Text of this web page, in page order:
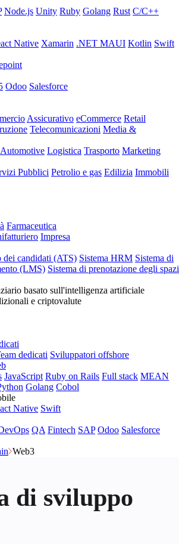
Node.js Unity Ruby Golang Rust C/C++
Native Xamarin .NET MAUI Kotlin Swift
Odoo Salesforce
Assicurativo eCommerce Retail
Telecomunicazioni Media &
Automotive Logistica Trasporto Marketing
Pubblici Petrolio e gas Edilizia Immobili
Farmaceutica
Impresa
dei candidati (ATS) Sistema HRM Sistema di
(LMS) Sistema di prenotazione degli spazi
basato sull'intelligenza artificiale
e criptovalute
dedicati Sviluppatori offshore
JavaScript Ruby on Rails Full stack MEAN
Golang Cobol
Native Swift
QA Fintech SAP Odoo Salesforce
Web3
di sviluppo